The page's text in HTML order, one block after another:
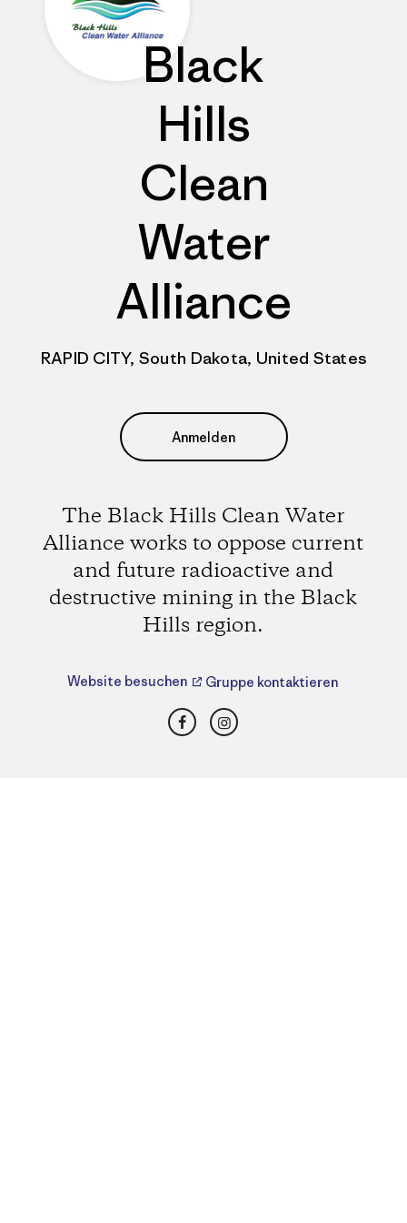
Black
Hills
Clean
Water
Alliance
RAPID CITY, South Dakota, United States
Anmelden
The Black Hills Clean Water
Alliance works to oppose current
and future radioactive and
destructive mining in the Black
Hills region.
Website besuchen Gruppe kontaktieren
FacebookInstagram